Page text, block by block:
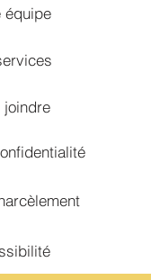
équipe
joindre